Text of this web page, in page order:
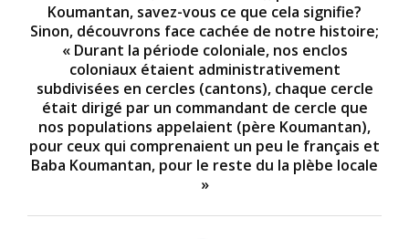
Koumantan, savez-vous ce que cela signifie?
Sinon, découvrons face cachée de notre histoire;
« Durant la période coloniale, nos enclos
coloniaux étaient administrativement
subdivisées en cercles (cantons), chaque cercle
était dirigé par un commandant de cercle que
nos populations appelaient (père Koumantan),
pour ceux qui comprenaient un peu le français et
Baba Koumantan, pour le reste du la plèbe locale
»